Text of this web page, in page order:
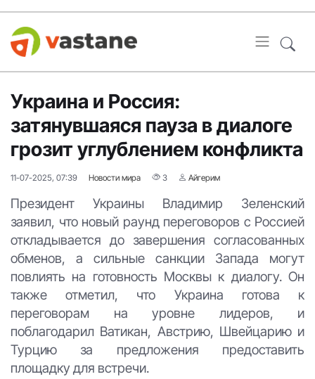
Украина и Россия:
затянувшаяся пауза в диалоге
грозит углублением конфликта
11-07-2025, 07:39 Новости мира 3 Айгерим
Президент Украины Владимир Зеленский
заявил, что новый раунд переговоров с Россией
откладывается до завершения согласованных
обменов, а сильные санкции Запада могут
повлиять на готовность Москвы к диалогу. Он
также отметил, что Украина готова к
переговорам на уровне лидеров, и
поблагодарил Ватикан, Австрию, Швейцарию и
Турцию за предложения предоставить
площадку для встречи.